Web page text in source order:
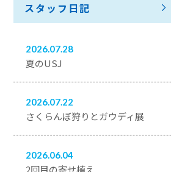
スタッフ日記
2026.07.28
夏のUSJ
2026.07.22
さくらんぼ狩りとガウディ展
2026.06.04
2回目の寄せ植え